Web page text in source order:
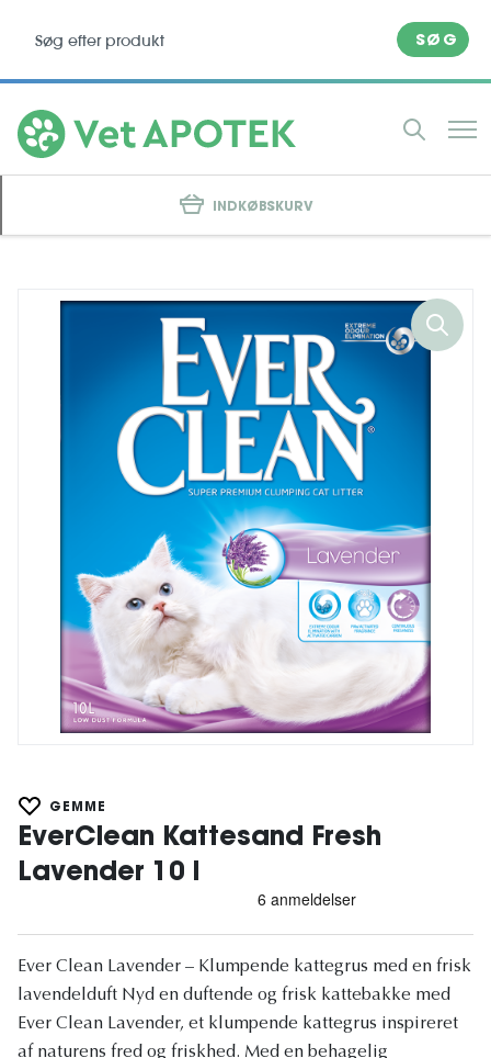
SØG
INDKØBSKURV
GEMME
EverClean Kattesand Fresh
Lavender 10 l
Ever Clean Lavender – Klumpende kattegrus med en frisk
lavendelduft Nyd en duftende og frisk kattebakke med
Ever Clean Lavender, et klumpende kattegrus inspireret
af naturens fred og friskhed. Med en behagelig